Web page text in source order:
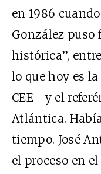
en 1986
González puso
histórica”,
lo que hoy es
CEE– y el
Atlántica.
tiempo. José
el proceso en